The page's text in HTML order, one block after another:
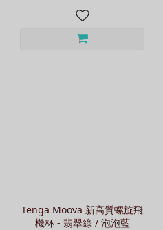
Tenga Moova 新高質螺旋飛
機杯 - 翡翠綠 / 泡泡藍